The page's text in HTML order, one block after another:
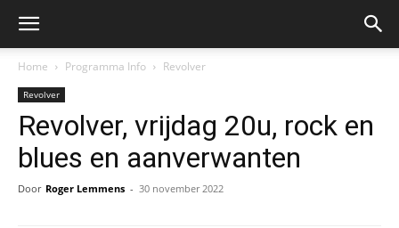
Home Programma Info Revolver
Revolver
Revolver, vrijdag 20u, rock en
blues en aanverwanten
Door Roger Lemmens - 30 november 2022